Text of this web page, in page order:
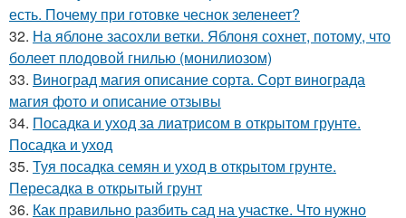
есть. Почему при готовке чеснок зеленеет?
32. На яблоне засохли ветки. Яблоня сохнет, потому, что
болеет плодовой гнилью (монилиозом)
33. Виноград магия описание сорта. Сорт винограда
магия фото и описание отзывы
34. Посадка и уход за лиатрисом в открытом грунте.
Посадка и уход
35. Туя посадка семян и уход в открытом грунте.
Пересадка в открытый грунт
36. Как правильно разбить сад на участке. Что нужно